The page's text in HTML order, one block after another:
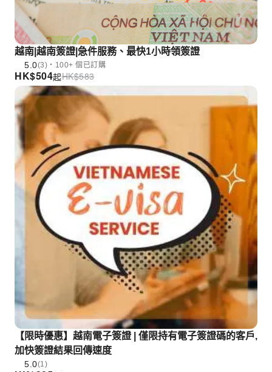
越南|越南簽證|急件服務、最快1小時領簽證
5.0(3)・100+ 個已訂購
HK$504起HK$583
【限時優惠】越南電子簽證 | 僅限持有電子簽證碼的客戶,
加快簽證結果回傳速度
5.0(1)